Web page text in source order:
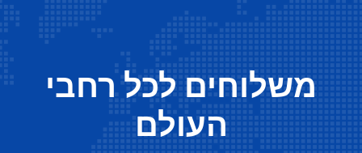
משלוחים לכל רחבי
העולם